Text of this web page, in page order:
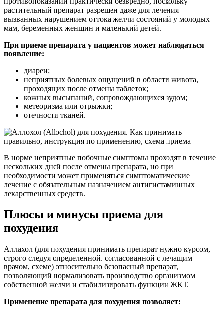
растительный препарат разрешен даже для лечения
вызванных нарушением оттока желчи состояний у молодых
мам, беременных женщин и маленький детей.
При приеме препарата у пациентов может наблюдаться
появление:
диареи;
неприятных болевых ощущений в области живота,
проходящих после отмены таблеток;
кожных высыпаний, сопровождающихся зудом;
метеоризма или отрыжки;
отечности тканей.
В норме неприятные побочные симптомы проходят в течение
нескольких дней после отмены препарата, но при
необходимости может применяться симптоматические
лечение с обязательным назначением антигистаминных
лекарственных средств.
Плюсы и минусы приема для
похудения
Аллахол (для похудения принимать препарат нужно курсом,
строго следуя определенной, согласованной с лечащим
врачом, схеме) относительно безопасный препарат,
позволяющий нормализовать производство организмом
собственной желчи и стабилизировать функции ЖКТ.
Применение препарата для похудения позволяет: